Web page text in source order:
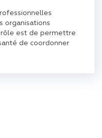
organisations
est de permettre
de coordonner